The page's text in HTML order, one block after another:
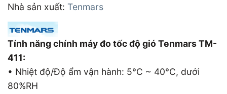
Nhà sản xuất: Tenmars
Tính năng chính máy đo tốc độ gió Tenmars TM-
411:
• Nhiệt độ/Độ ẩm vận hành: 5°C ~ 40°C, dưới
80%RH